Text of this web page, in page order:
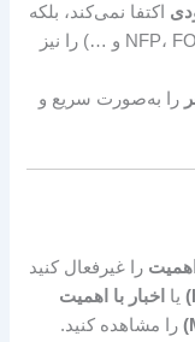
اکتفا نمی‌کند، بلکه
(مانند NFP، FOMC، GDP، CPI و …) را نیز
را به‌صورت سریع و
را غیرفعال کنید
یا اخبار با اهمیت
را مشاهده کنید.